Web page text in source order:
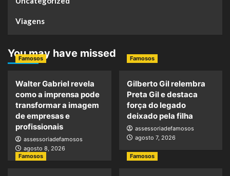
Viagens
You may have missed
Famosos
Walter Gabriel revela
como a imprensa pode
transformar a imagem
de empresas e
profissionais
assessoriadefamosos
agosto 8, 2026
Famosos
Gilberto Gil relembra
Preta Gil e destaca
força do legado
deixado pela filha
assessoriadefamosos
agosto 7, 2026
Famosos Famosos